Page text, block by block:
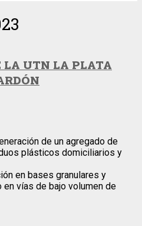
LA UTN LA PLATA
de un agregado de
plásticos domiciliarios y
en bases granulares y
vías de bajo volumen de